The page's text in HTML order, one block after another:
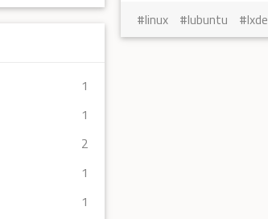
1
1
2
1
1
linux lubuntu lxde